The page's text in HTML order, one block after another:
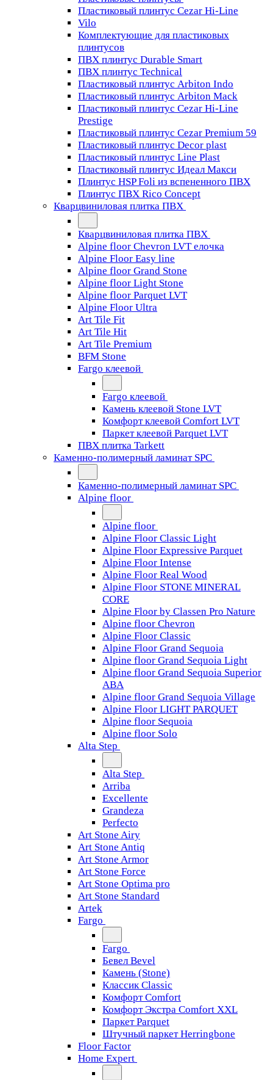
Пластиковый плинтус Cezar Hi-Line
Vilo
Комплектующие для пластиковых
плинтусов
ПВХ плинтус Durable Smart
ПВХ плинтус Technical
Пластиковый плинтус Arbiton Indo
Пластиковый плинтус Arbiton Mack
Пластиковый плинтус Cezar Hi-Line
Prestige
Пластиковый плинтус Cezar Premium 59
Пластиковый плинтус Decor plast
Пластиковый плинтус Line Plast
Пластиковый плинтус Идеал Макси
Плинтус HSP Foli из вспененного ПВХ
Плинтус ПВХ Rico Concept
Кварцвиниловая плитка ПВХ
Кварцвиниловая плитка ПВХ
Alpine floor Chevron LVT елочка
Alpine Floor Easy line
Alpine floor Grand Stone
Alpine floor Light Stone
Alpine floor Parquet LVT
Alpine Floor Ultra
Art Tile Fit
Art Tile Hit
Art Tile Premium
BFM Stone
Fargo клеевой
Fargo клеевой
Камень клеевой Stone LVT
Комфорт клеевой Comfort LVT
Паркет клеевой Parquet LVT
ПВХ плитка Tarkett
Каменно-полимерный ламинат SPC
Каменно-полимерный ламинат SPC
Alpine floor
Alpine floor
Alpine Floor Classic Light
Alpine Floor Expressive Parquet
Alpine Floor Intense
Alpine Floor Real Wood
Alpine Floor STONE MINERAL
CORE
Alpine Floor by Classen Pro Nature
Alpine floor Chevron
Alpine Floor Classic
Alpine Floor Grand Sequoia
Alpine floor Grand Sequoia Light
Alpine floor Grand Sequoia Superior
ABA
Alpine floor Grand Sequoia Village
Alpine Floor LIGHT PARQUET
Alpine floor Sequoia
Alpine floor Solo
Alta Step
Alta Step
Arriba
Excellente
Grandeza
Perfecto
Art Stone Airy
Art Stone Antiq
Art Stone Armor
Art Stone Force
Art Stone Optima pro
Art Stone Standard
Artek
Fargo
Fargo
Бевел Bevel
Камень (Stone)
Классик Classic
Комфорт Comfort
Комфорт Экстра Comfort XXL
Паркет Parquet
Штучный паркет Herringbone
Floor Factor
Home Expert